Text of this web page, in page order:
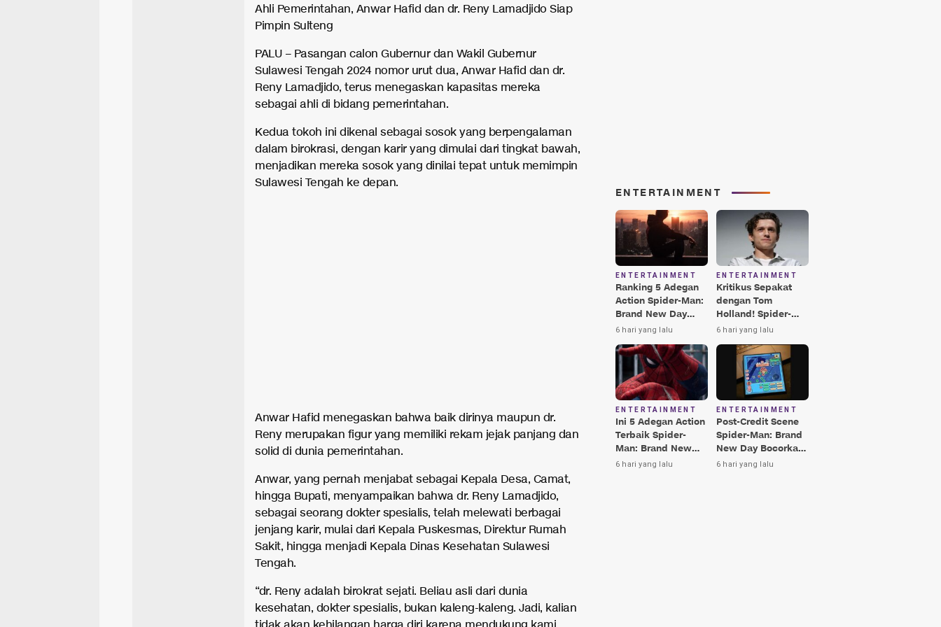
Ahli Pemerintahan, Anwar Hafid dan dr. Reny Lamadjido Siap
Pimpin Sulteng
PALU – Pasangan calon Gubernur dan Wakil Gubernur
Sulawesi Tengah 2024 nomor urut dua, Anwar Hafid dan dr.
Reny Lamadjido, terus menegaskan kapasitas mereka
sebagai ahli di bidang pemerintahan.
Kedua tokoh ini dikenal sebagai sosok yang berpengalaman
dalam birokrasi, dengan karir yang dimulai dari tingkat bawah,
menjadikan mereka sosok yang dinilai tepat untuk memimpin
Sulawesi Tengah ke depan.
Anwar Hafid menegaskan bahwa baik dirinya maupun dr.
Reny merupakan figur yang memiliki rekam jejak panjang dan
solid di dunia pemerintahan.
Anwar, yang pernah menjabat sebagai Kepala Desa, Camat,
hingga Bupati, menyampaikan bahwa dr. Reny Lamadjido,
sebagai seorang dokter spesialis, telah melewati berbagai
jenjang karir, mulai dari Kepala Puskesmas, Direktur Rumah
Sakit, hingga menjadi Kepala Dinas Kesehatan Sulawesi
Tengah.
“dr. Reny adalah birokrat sejati. Beliau asli dari dunia
kesehatan, dokter spesialis, bukan kaleng-kaleng. Jadi, kalian
ENTERTAINMENT
ENTERTAINMENT
Ranking 5 Adegan
Action Spider-Man:
Brand New Day
Terbaik, Nomor 3
6 hari yang lalu
ENTERTAINMENT
Kritikus Sepakat
dengan Tom
Holland! Spider-
Man: Brand New
Terbaik Era MCU
6 hari yang lalu
ENTERTAINMENT
Ini 5 Adegan Action
Terbaik Spider-
Man: Brand New
Day, Ada Hulk vs
6 hari yang lalu
ENTERTAINMENT
Post-Credit Scene
Spider-Man: Brand
New Day Bocorkan
Lokasi Peter di Luar
6 hari yang lalu